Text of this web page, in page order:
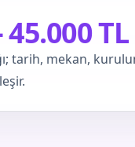
45.000 TL
tarih, mekan,